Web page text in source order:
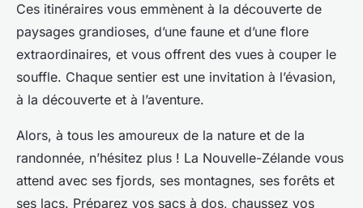
Ces itinéraires vous emmènent à la découverte de
paysages grandioses, d’une faune et d’une flore
extraordinaires, et vous offrent des vues à couper le
souffle. Chaque sentier est une invitation à l’évasion,
à la découverte et à l’aventure.
Alors, à tous les amoureux de la nature et de la
randonnée, n’hésitez plus ! La Nouvelle-Zélande vous
attend avec ses fjords, ses montagnes, ses forêts et
ses lacs. Préparez vos sacs à dos, chaussez vos